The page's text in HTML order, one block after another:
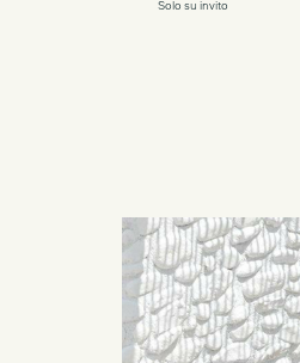
Solo su invito